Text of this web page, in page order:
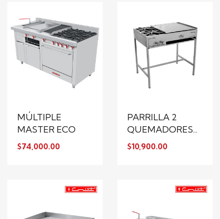
MÚLTIPLE
MASTER ECO
$74,000.00
PARRILLA 2
QUEMADORES...
$10,900.00